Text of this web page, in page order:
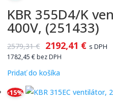
KBR 355D4/K
400V, (251433)
2579,31€ 2192,41 € s DPH
1782,45 € bez DPH
Pridať do košíka
-15%